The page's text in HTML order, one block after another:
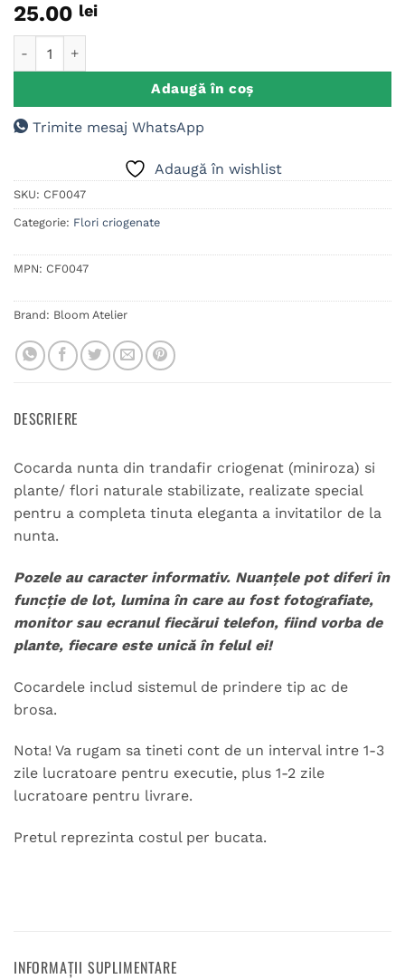
5din 5 pe
baza a
evaluări de
la clienți
25.00 lei
Adaugă în coș
Trimite mesaj WhatsApp
Adaugă în wishlist
SKU: CF0047
Categorie: Flori criogenate
MPN: CF0047
Brand: Bloom Atelier
DESCRIERE
Cocarda nunta din trandafir criogenat (miniroza) si
plante/ flori naturale stabilizate, realizate special
pentru a completa tinuta eleganta a invitatilor de la
nunta.
Pozele au caracter informativ. Nuanțele pot diferi în
funcție de lot, lumina în care au fost fotografiate,
monitor sau ecranul fiecărui telefon, fiind vorba de
plante, fiecare este unică în felul ei!
Cocardele includ sistemul de prindere tip ac de
brosa.
Nota! Va rugam sa tineti cont de un interval intre 1-3
zile lucratoare pentru executie, plus 1-2 zile
lucratoare pentru livrare.
Pretul reprezinta costul per bucata.
INFORMAȚII SUPLIMENTARE